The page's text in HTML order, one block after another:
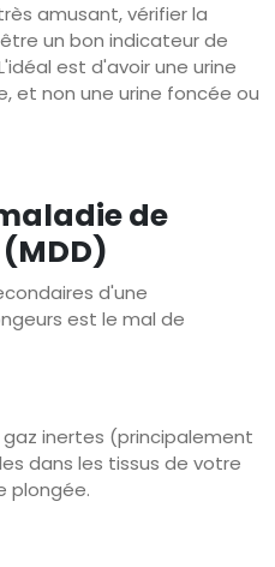
amusant, vérifier la
un bon indicateur de
est d'avoir une urine
et non une urine foncée ou
de
d'une
est le mal de
gaz inertes (principalement
dans les tissus de votre
plongée.